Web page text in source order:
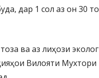
дар 1 сол аз он 30
ва аз лиҳози
Вилояти